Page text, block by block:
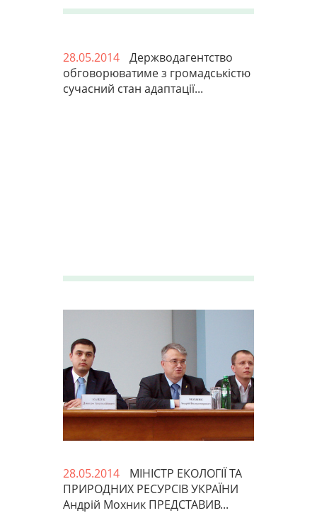
28.05.2014
Держводагентство
обговорюватиме з громадськістю
сучасний стан адаптації...
28.05.2014
МІНІСТР ЕКОЛОГІЇ ТА
ПРИРОДНИХ РЕСУРСІВ УКРАЇНИ
Андрій Мохник ПРЕДСТАВИВ...